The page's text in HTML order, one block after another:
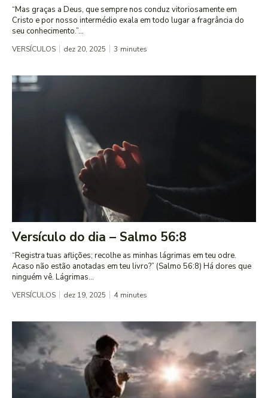
“Mas graças a Deus, que sempre nos conduz vitoriosamente em
Cristo e por nosso intermédio exala em todo lugar a fragrância do
seu conhecimento.”...
VERSÍCULOS dez 20, 2025 3 minutes
Versículo do dia – Salmo 56:8
“Registra tuas aflições; recolhe as minhas lágrimas em teu odre.
Acaso não estão anotadas em teu livro?” (Salmo 56:8) Há dores que
ninguém vê. Lágrimas...
VERSÍCULOS dez 19, 2025 4 minutes